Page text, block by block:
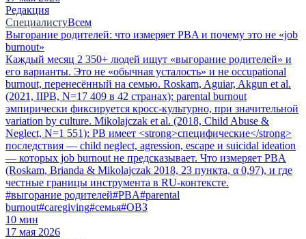
Редакция
СпециалистуВсем
Выгорание родителей: что измеряет PBA и почему это не «job
burnout»
Каждый месяц 2 350+ людей ищут «выгорание родителей» и
его варианты. Это не «обычная усталость» и не occupational
burnout, перенесённый на семью. Roskam, Aguiar, Akgun et al.
(2021, IIPB, N=17 409 в 42 странах): parental burnout
эмпирически фиксируется кросс-культурно, при значительной
variation by culture. Mikolajczak et al. (2018, Child Abuse &
Neglect, N=1 551): PB имеет <strong>специфические</strong>
последствия — child neglect, agression, escape и suicidal ideation
— которых job burnout не предсказывает. Что измеряет PBA
(Roskam, Brianda & Mikolajczak 2018, 23 пункта, α 0,97), и где
честные границы инструмента в RU-контексте.
#выгорание родителей#PBA#parental
burnout#caregiving#семья#ОВЗ
10 мин
17 мая 2026